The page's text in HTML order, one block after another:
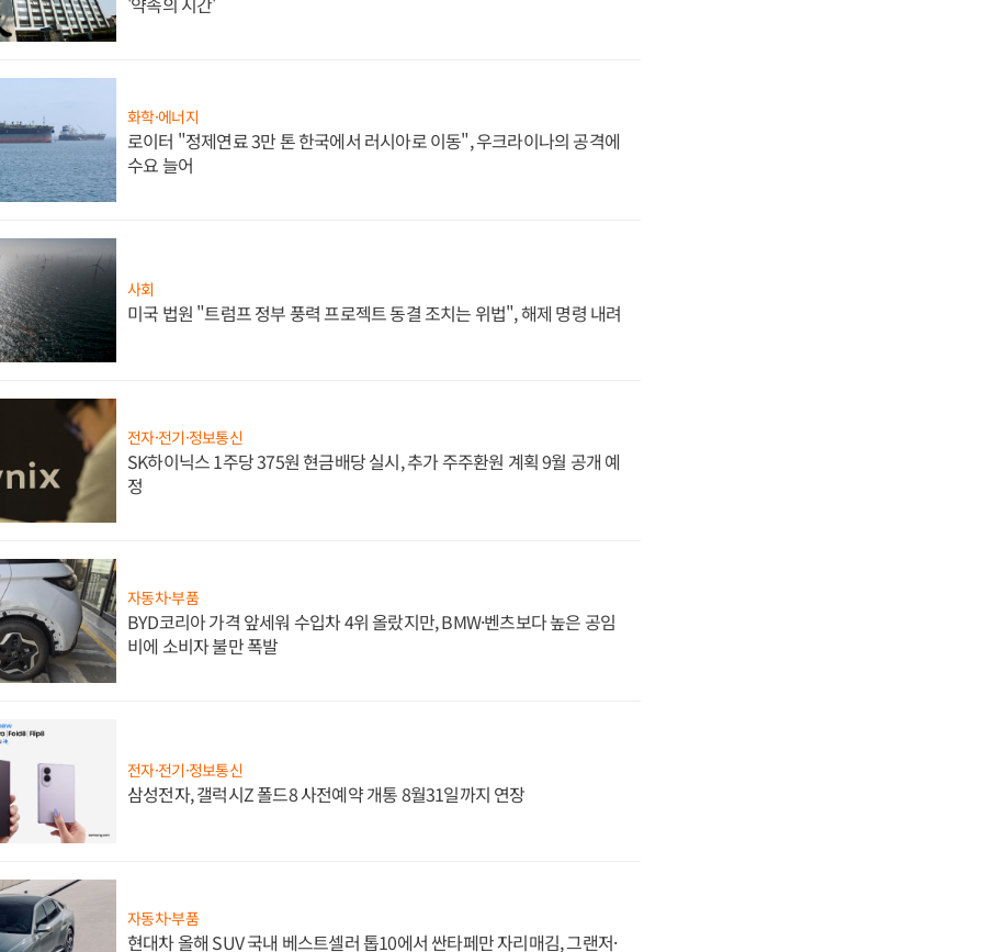
화학·에너지
로이터 "정제연료 3만 톤 한국에서 러시아로 이동", 우크라이나의 공격에
수요 늘어
사회
미국 법원 "트럼프 정부 풍력 프로젝트 동결 조치는 위법", 해제 명령 내려
전자·전기·정보통신
SK하이닉스 1주당 375원 현금배당 실시, 추가 주주환원 계획 9월 공개 예
정
자동차·부품
BYD코리아 가격 앞세워 수입차 4위 올랐지만, BMW·벤츠보다 높은 공임
비에 소비자 불만 폭발
전자·전기·정보통신
삼성전자, 갤럭시Z 폴드8 사전예약 개통 8월31일까지 연장
자동차·부품
현대차 올해 SUV 국내 베스트셀러 톱10에서 싼타페만 자리매김, 그랜저·